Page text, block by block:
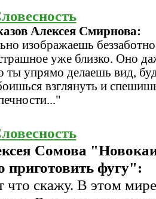
Алексея Смирнова:
изображаешь
уже близко. Оно
ты упрямо делаешь вид,
взглянуть и
Сомова
приготовить фугу":
что скажу. В этом